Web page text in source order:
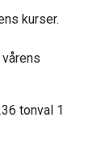
kurser.
tonval 1